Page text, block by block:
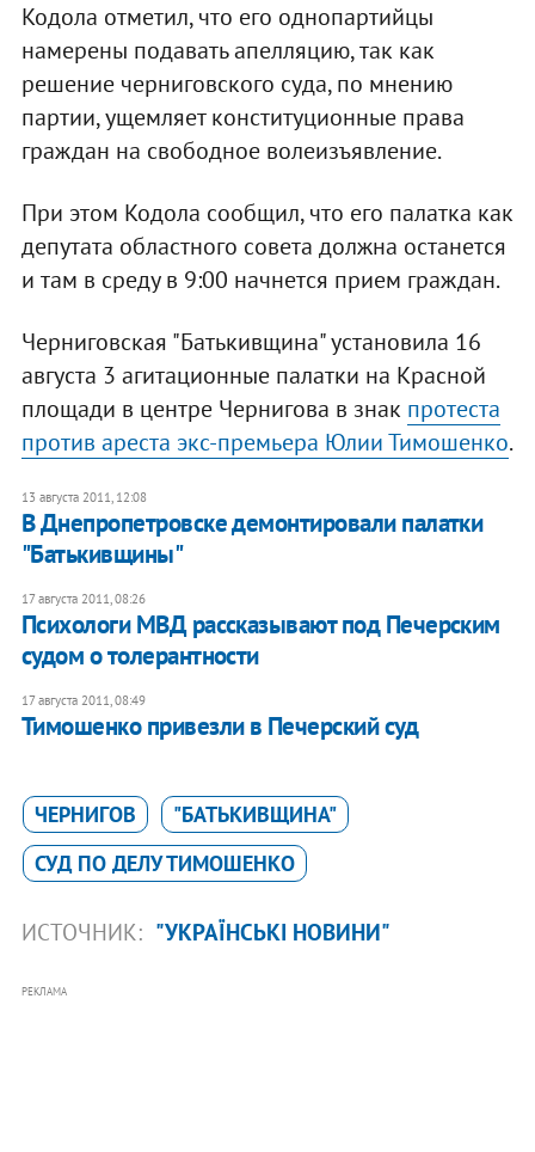
Кодола отметил, что его однопартийцы
намерены подавать апелляцию, так как
решение черниговского суда, по мнению
партии, ущемляет конституционные права
граждан на свободное волеизъявление.
При этом Кодола сообщил, что его палатка как
депутата областного совета должна останется
и там в среду в 9:00 начнется прием граждан.
Черниговская "Батькивщина" установила 16
августа 3 агитационные палатки на Красной
площади в центре Чернигова в знак протеста
против ареста экс-премьера Юлии Тимошенко.
13 августа 2011, 12:08
В Днепропетровске демонтировали палатки
"Батькивщины"
17 августа 2011, 08:26
Психологи МВД рассказывают под Печерским
судом о толерантности
17 августа 2011, 08:49
Тимошенко привезли в Печерский суд
ЧЕРНИГОВ
"БАТЬКИВЩИНА"
СУД ПО ДЕЛУ ТИМОШЕНКО
ИСТОЧНИК: "УКРАЇНСЬКІ НОВИНИ"
РЕКЛАМА